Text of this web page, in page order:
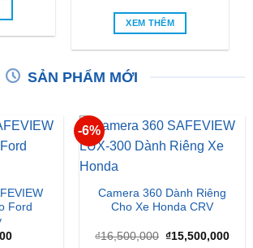
XEM THÊM
SẢN PHẨM MỚI
Ford
-6%
Camera 360 Dành Riêng
Cho Xe Honda CRV
₫16,500,000 Giá
₫15,500,000Giá